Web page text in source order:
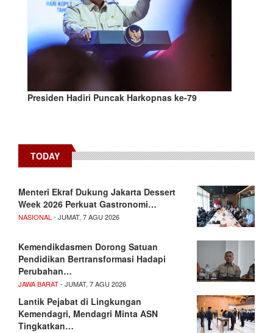
Presiden Hadiri Puncak Harkopnas ke-79
TODAY
Menteri Ekraf Dukung Jakarta Dessert
Week 2026 Perkuat Gastronomi…
NASIONAL- JUMAT, 7 AGU 2026
Kemendikdasmen Dorong Satuan
Pendidikan Bertransformasi Hadapi
Perubahan…
JAWA BARAT- JUMAT, 7 AGU 2026
Lantik Pejabat di Lingkungan
Kemendagri, Mendagri Minta ASN
Tingkatkan…